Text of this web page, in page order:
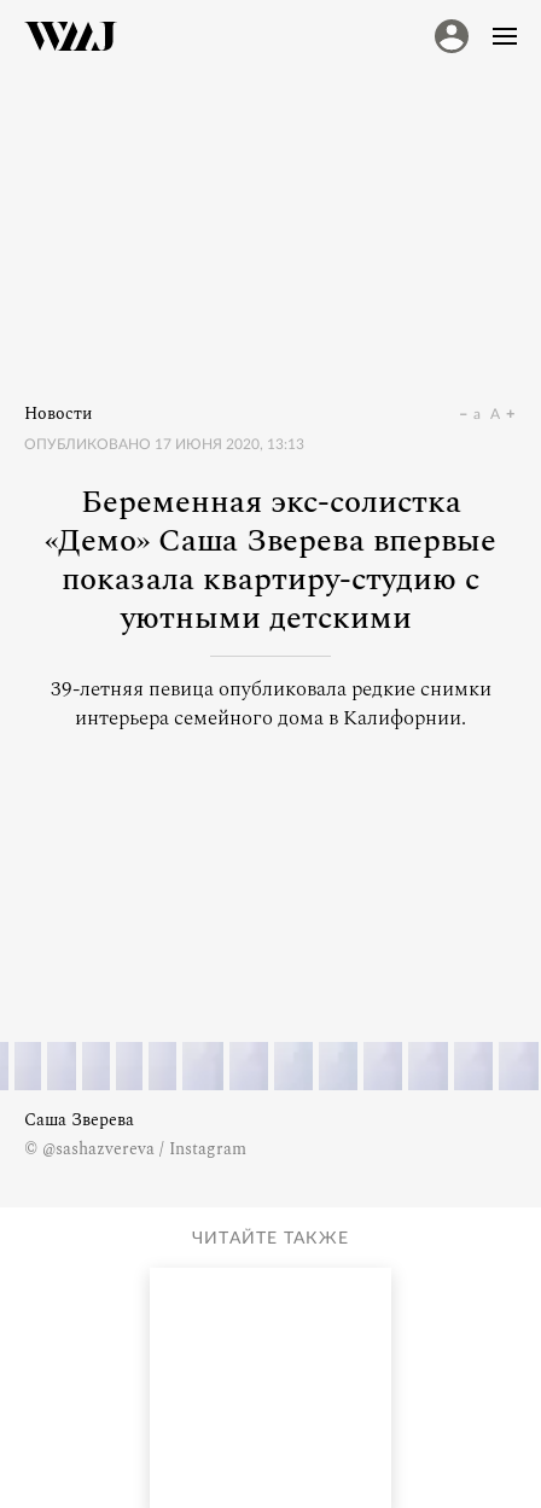
Новости
ОПУБЛИКОВАНО 17 ИЮНЯ 2020, 13:13
a A
Беременная экс-солистка
«Демо» Саша Зверева впервые
показала квартиру-студию с
уютными детскими
39-летняя певица опубликовала редкие снимки
интерьера семейного дома в Калифорнии.
Саша Зверева
© @sashazvereva / Instagram
ЧИТАЙТЕ ТАКЖЕ